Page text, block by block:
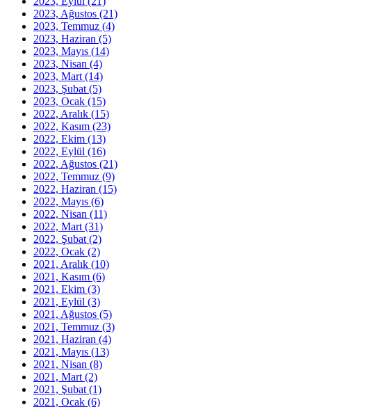
2023, Ağustos (21)
2023, Temmuz (4)
2023, Haziran (5)
2023, Mayıs (14)
2023, Nisan (4)
2023, Mart (14)
2023, Şubat (5)
2023, Ocak (15)
2022, Aralık (15)
2022, Kasım (23)
2022, Ekim (13)
2022, Eylül (16)
2022, Ağustos (21)
2022, Temmuz (9)
2022, Haziran (15)
2022, Mayıs (6)
2022, Nisan (11)
2022, Mart (31)
2022, Şubat (2)
2022, Ocak (2)
2021, Aralık (10)
2021, Kasım (6)
2021, Ekim (3)
2021, Eylül (3)
2021, Ağustos (5)
2021, Temmuz (3)
2021, Haziran (4)
2021, Mayıs (13)
2021, Nisan (8)
2021, Mart (2)
2021, Şubat (1)
2021, Ocak (6)